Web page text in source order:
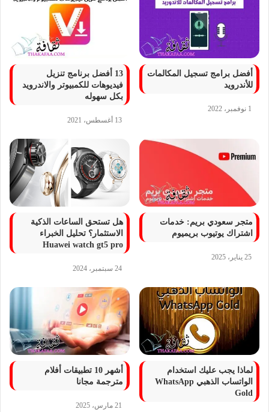
أفضل برامج تسجيل المكالمات
للأندرويد
1 نوفمبر، 2022
13 أفضل برنامج تنزيل
فيديوهات للكمبيوتر والاندرويد
بكل سهوله
13 أغسطس، 2021
متجر سعودي بريم: خدمات
اشتراك يوتيوب بريميوم
25 يناير، 2025
هل تستحق الساعات الذكية
الاستثمار؟ تحليل الخبراء
Huawei watch gt5 pro
24 سبتمبر، 2024
لماذا يجب عليك استخدام
الواتساب الذهبي WhatsApp
Gold
أشهر 10 تطبيقات أفلام
مترجمة مجانا
21 مارس، 2025